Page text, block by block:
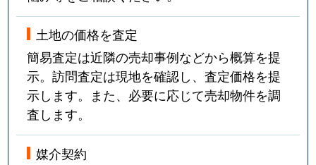
土地の価格を査定
簡易査定は近隣の売却事例などから概算を提
示。訪問査定は現地を確認し、査定価格を提
示します。また、必要に応じて売却物件を調
査します。
媒介契約